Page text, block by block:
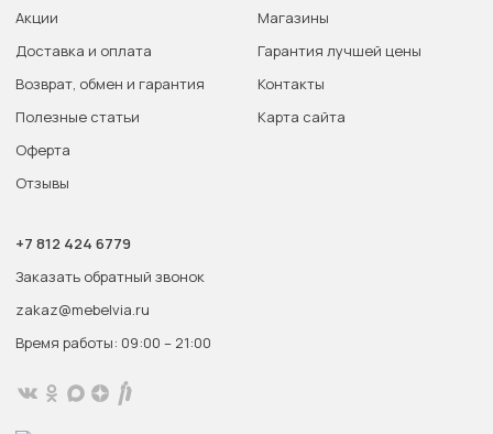
Акции
Доставка и оплата
Возврат, обмен и гарантия
Полезные статьи
Оферта
Отзывы
Магазины
Гарантия лучшей цены
Контакты
Карта сайта
+7 812 424 6779
Заказать обратный звонок
zakaz@mebelvia.ru
Время работы: 09:00 – 21:00